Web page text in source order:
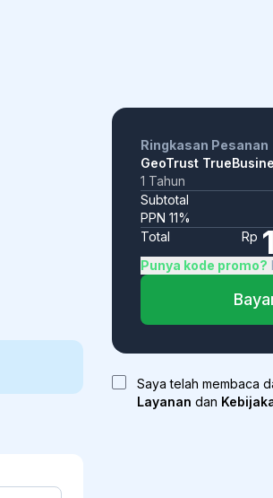
Ringkasan Pesanan
GeoTrust
1 Tahun
Subtotal
PPN 11%
Total
Rp
Punya kode promo?
Saya telah membaca
Layanan dan